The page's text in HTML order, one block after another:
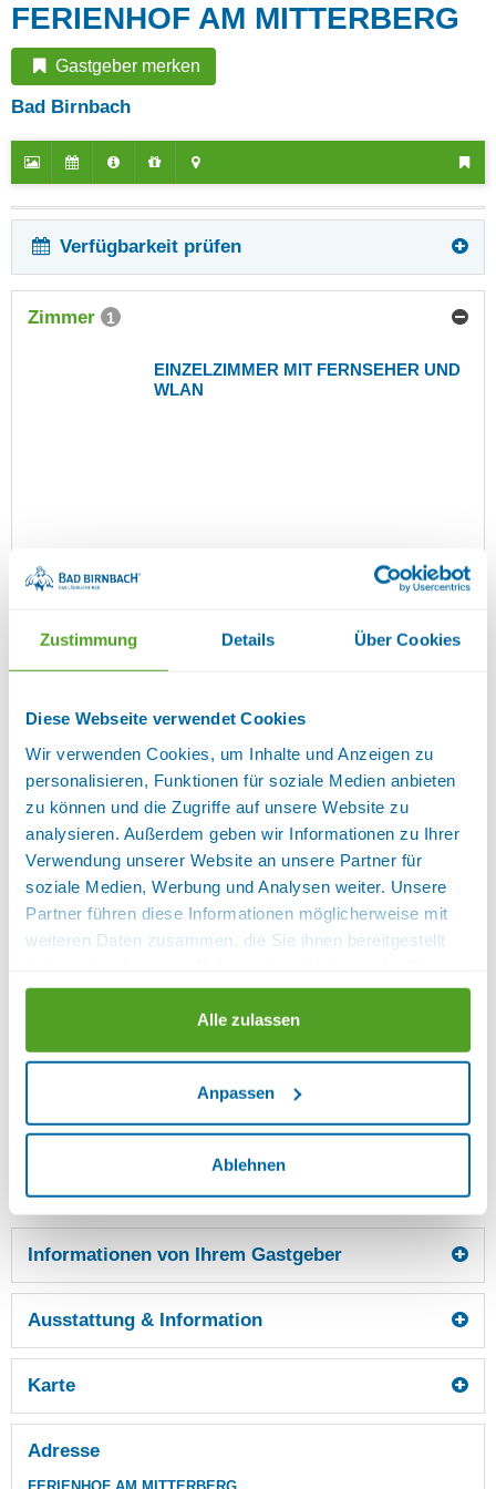
Zustimmung Details Über Cookies
Diese Webseite verwendet Cookies
Wir verwenden Cookies, um Inhalte und Anzeigen zu
personalisieren, Funktionen für soziale Medien anbieten
zu können und die Zugriffe auf unsere Website zu
analysieren. Außerdem geben wir Informationen zu Ihrer
Verwendung unserer Website an unsere Partner für
soziale Medien, Werbung und Analysen weiter. Unsere
Partner führen diese Informationen möglicherweise mit
weiteren Daten zusammen, die Sie ihnen bereitgestellt
gesammelt haben.
Alle zulassen
Anpassen
Ablehnen
FERIENHOF AM MITTERBERG
Gastgeber merken
Bad Birnbach
Verfügbarkeit prüfen
Zimmer 1
EINZELZIMMER MIT FERNSEHER UND
WLAN
Details
Das helle Einzelzimmer verfügt über ein Einzelbett,
Badezimmer mit Dusche/WC.
Ausstattung:
vorhanden, Bügelbrett, CD-Player, Einzelbetten,
Fenster können geöffnet werden, Fernseher, Föhn,
Handtücher vorhanden, Internetanschluss im
Zimmer, Kombinierter Wohn- und Schlafbereich.,
Kosmetikspiegel, Nichtraucherzimmer, Radio,
Verfügbarkeiten anzeigen
Informationen von Ihrem Gastgeber
Ausstattung & Information
Karte
Adresse